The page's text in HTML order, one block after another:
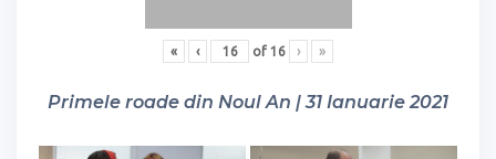
« ‹ of 16 › »
Primele roade din Noul An | 31 Ianuarie 2021